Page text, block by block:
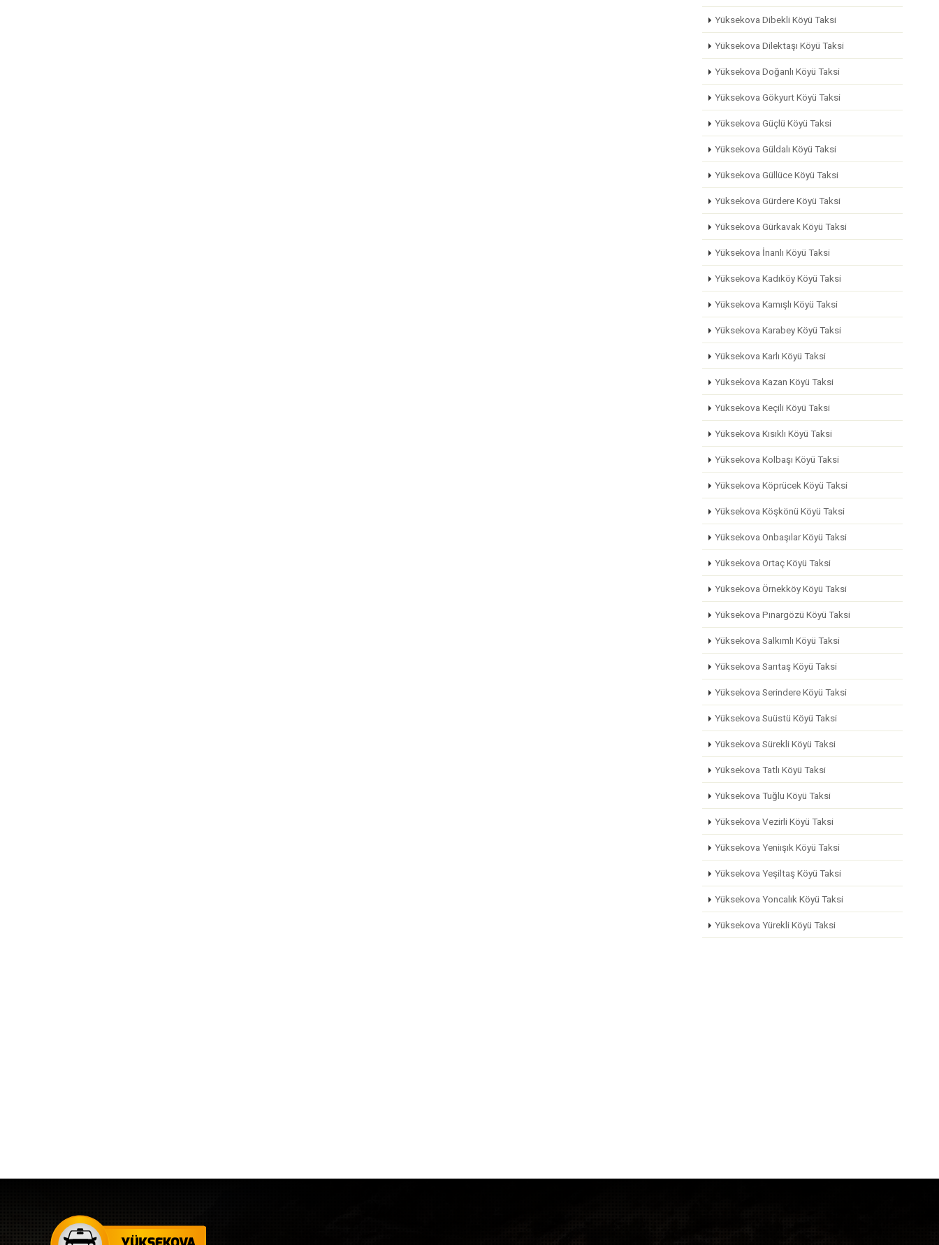
Yüksekova Dibekli Köyü Taksi
Yüksekova Dilektaşı Köyü Taksi
Yüksekova Doğanlı Köyü Taksi
Yüksekova Gökyurt Köyü Taksi
Yüksekova Güçlü Köyü Taksi
Yüksekova Güldalı Köyü Taksi
Yüksekova Güllüce Köyü Taksi
Yüksekova Gürdere Köyü Taksi
Yüksekova Gürkavak Köyü Taksi
Yüksekova İnanlı Köyü Taksi
Yüksekova Kadıköy Köyü Taksi
Yüksekova Kamışlı Köyü Taksi
Yüksekova Karabey Köyü Taksi
Yüksekova Karlı Köyü Taksi
Yüksekova Kazan Köyü Taksi
Yüksekova Keçili Köyü Taksi
Yüksekova Kısıklı Köyü Taksi
Yüksekova Kolbaşı Köyü Taksi
Yüksekova Köprücek Köyü Taksi
Yüksekova Köşkönü Köyü Taksi
Yüksekova Onbaşılar Köyü Taksi
Yüksekova Ortaç Köyü Taksi
Yüksekova Örnekköy Köyü Taksi
Yüksekova Pınargözü Köyü Taksi
Yüksekova Salkımlı Köyü Taksi
Yüksekova Sarıtaş Köyü Taksi
Yüksekova Serindere Köyü Taksi
Yüksekova Suüstü Köyü Taksi
Yüksekova Sürekli Köyü Taksi
Yüksekova Tatlı Köyü Taksi
Yüksekova Tuğlu Köyü Taksi
Yüksekova Vezirli Köyü Taksi
Yüksekova Yeniışık Köyü Taksi
Yüksekova Yeşiltaş Köyü Taksi
Yüksekova Yoncalık Köyü Taksi
Yüksekova Yürekli Köyü Taksi